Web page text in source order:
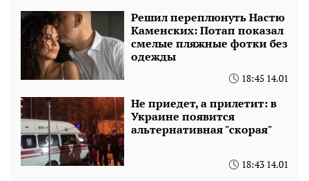
Решил переплюнуть Настю
Каменских: Потап показал
смелые пляжные фотки без
одежды
18:45 14.01
Не приедет, а прилетит: в
Украине появится
альтернативная "скорая"
18:43 14.01